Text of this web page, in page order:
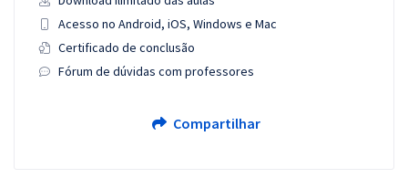
Acesso no Android, iOS, Windows e Mac
Certificado de conclusão
Fórum de dúvidas com professores
Compartilhar